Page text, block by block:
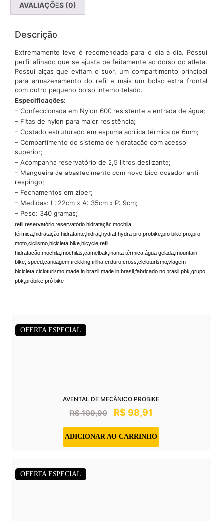
AVALIAÇÕES (0)
Descrição
Extremamente leve é recomendada para o dia a dia. Possui
perfil afinado que se ajusta perfeitamente ao dorso do atleta.
Possui alças que evitam o suor, um compartimento principal
para armazenamento do refil e mais um bolso extra frontal
com outro pequeno bolso interno telado.
Especificações:
– Confeccionada em Nylon 600 resistente a entrada de água;
– Fitas de nylon para maior resistência;
– Costado estruturado em espuma acrílica térmica de 6mm;
– Compartimento do sistema de hidratação com acesso
superior;
– Acompanha reservatório de 2,5 litros deslizante;
– Mangueira de abastecimento com novo bico dosador anti
respingo;
– Fechamentos em zíper;
– Medidas: L: 22cm x A: 35cm x P: 9cm;
– Peso: 340 gramas;
refil,reservatório,reservatório hidratação,mochila
térmica,hidratação,hidratante,hidrat,hydrat,hydra pro,probike,pro bike,pro,pro
moto,ciclismo,bicicleta,bike,bicycle,refil
hidratação,mochila,mochilas,camelbak,manta térmica,água gelada,mountain
bike, speed,canoagem,trekking,trilha,enduro,cross,cicloturismo,viagem
bicicleta,cicloturismo,made in brazil,made in brasil,fabricado no brasil,pbk,grupo
pbk,próbike,pró bike
OFERTA ESPECIAL
AVENTAL DE MECÂNICO PROBIKE
R$109,90 R$ 98,91
ADICIONAR AO CARRINHO
OFERTA ESPECIAL